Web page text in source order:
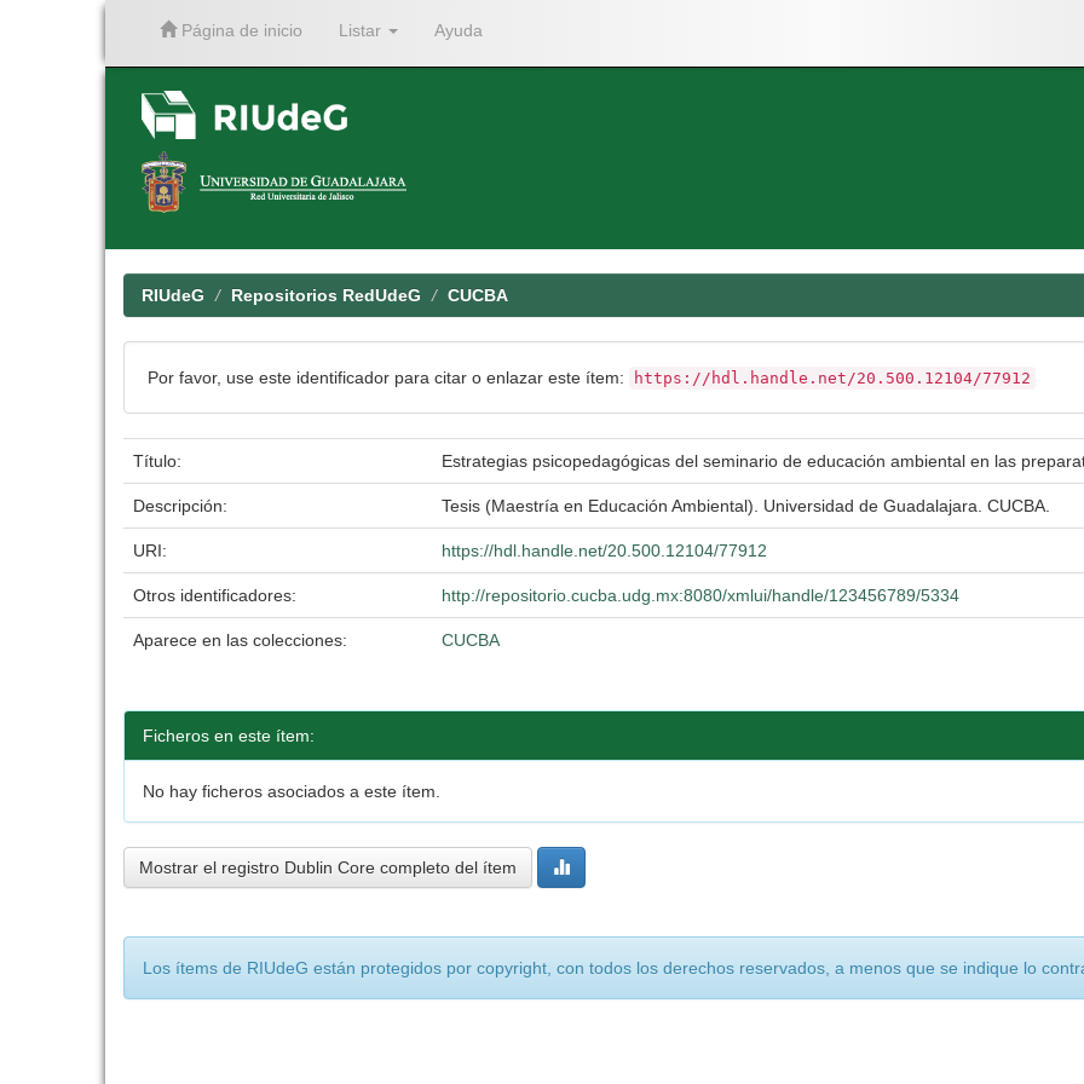
Página de inicio Listar Ayuda
RIUdeG Repositorios RedUdeG CUCBA
Por favor, use este identificador para citar o enlazar este ítem: https://hdl.handle.net/20.500.12104/77912
Título: Estrategias psicopedagógicas del seminario de educación ambiental en las
Descripción: Tesis (Maestría en Educación Ambiental). Universidad de Guadalajara. CUCBA.
URI: https://hdl.handle.net/20.500.12104/77912
Otros identificadores: http://repositorio.cucba.udg.mx:8080/xmlui/handle/123456789/5334
Aparece en las colecciones: CUCBA
Ficheros en este ítem:
No hay ficheros asociados a este ítem.
Mostrar el registro Dublin Core completo del ítem
Los ítems de RIUdeG están protegidos por copyright, con todos los derechos reservados, a menos que se indique lo